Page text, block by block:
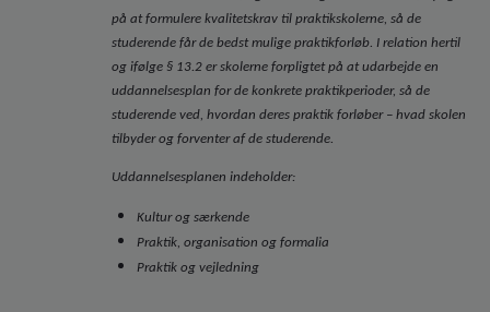
på at formulere kvalitetskrav til praktikskolerne, så de
studerende får de bedst mulige praktikforløb. I relation hertil
og ifølge § 13.2 er skolerne forpligtet på at udarbejde en
uddannelsesplan for de konkrete praktikperioder, så de
studerende ved, hvordan deres praktik forløber – hvad skolen
tilbyder og forventer af de studerende.
Uddannelsesplanen indeholder:
Kultur og særkende
Praktik, organisation og formalia
Praktik og vejledning